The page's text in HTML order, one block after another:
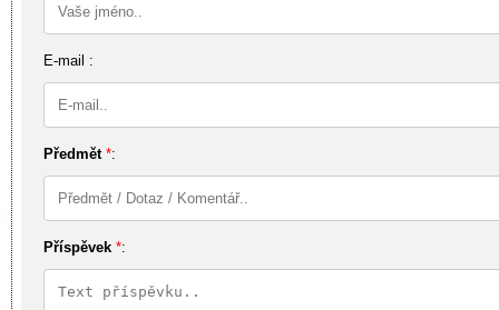
E-mail :
Předmět *:
Příspěvek *: